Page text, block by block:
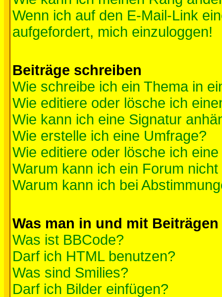
Wenn ich auf den E-Mail-Link
aufgefordert, mich einzuloggen!
Beiträge schreiben
Wie schreibe ich ein Thema in
Wie editiere oder lösche ich
Wie kann ich eine Signatur
Wie erstelle ich eine Umfrage?
Wie editiere oder lösche ich
Warum kann ich ein Forum
Warum kann ich bei
Was man in und mit
Was ist BBCode?
Darf ich HTML benutzen?
Was sind Smilies?
Darf ich Bilder einfügen?